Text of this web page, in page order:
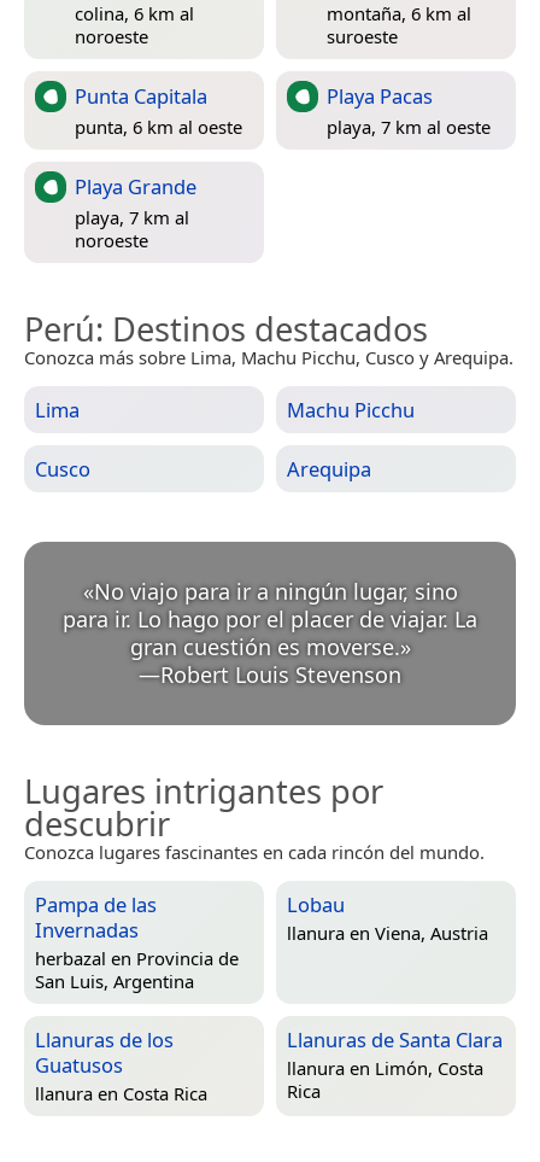
colina, 6 km al
noroeste
montaña, 6 km al
suroeste
Punta Capitala
punta, 6 km al oeste
Playa Pacas
playa, 7 km al oeste
Playa Grande
playa, 7 km al
noroeste
Perú: Destinos destacados
Conozca más sobre Lima, Machu Picchu, Cusco y Arequipa.
Lima Machu Picchu
Cusco Arequipa
«No viajo para ir a ningún lugar, sino
para ir. Lo hago por el placer de viajar. La
gran cuestión es moverse. »
—Robert Louis Stevenson
Lugares intrigantes por
descubrir
Conozca lugares fascinantes en cada rincón del mundo.
Pampa de las
Invernadas
herbazal en Provincia de
San Luis, Argentina
Lobau
llanura en Viena, Austria
Llanuras de los
Guatusos
llanura en Costa Rica
Llanuras de Santa Clara
llanura en Limón, Costa
Rica